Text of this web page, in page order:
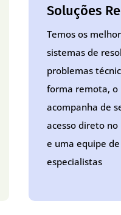
Soluções
Temos os
sistemas de
problemas
forma remota, o
acompanha de
acesso direto
e uma equipe de
especialistas